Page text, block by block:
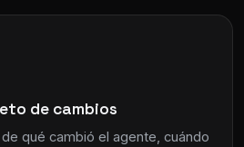
de cambios
qué cambió el agente, cuándo